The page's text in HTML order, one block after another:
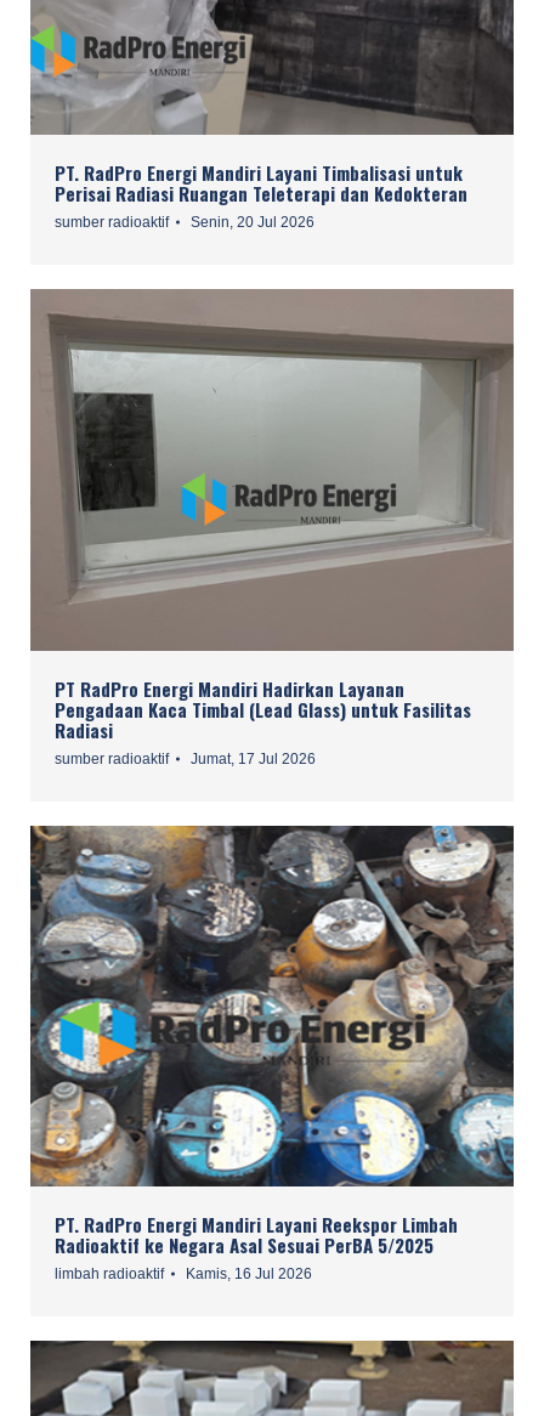
PT. RadPro Energi Mandiri Layani Timbalisasi untuk
Perisai Radiasi Ruangan Teleterapi dan Kedokteran
sumber radioaktif Senin, 20 Jul 2026
PT RadPro Energi Mandiri Hadirkan Layanan
Pengadaan Kaca Timbal (Lead Glass) untuk Fasilitas
Radiasi
sumber radioaktif Jumat, 17 Jul 2026
PT. RadPro Energi Mandiri Layani Reekspor Limbah
Radioaktif ke Negara Asal Sesuai PerBA 5/2025
limbah radioaktif Kamis, 16 Jul 2026